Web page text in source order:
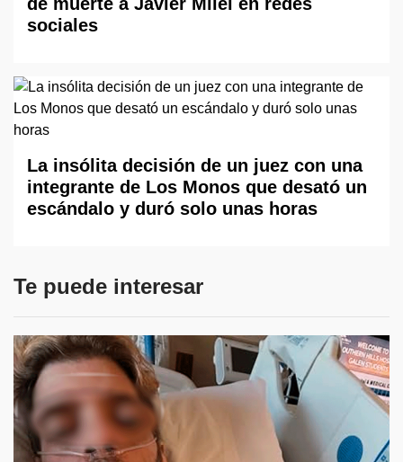
sociales
La insólita decisión de un juez con una
integrante de Los Monos que desató un
escándalo y duró solo unas horas
Te puede interesar